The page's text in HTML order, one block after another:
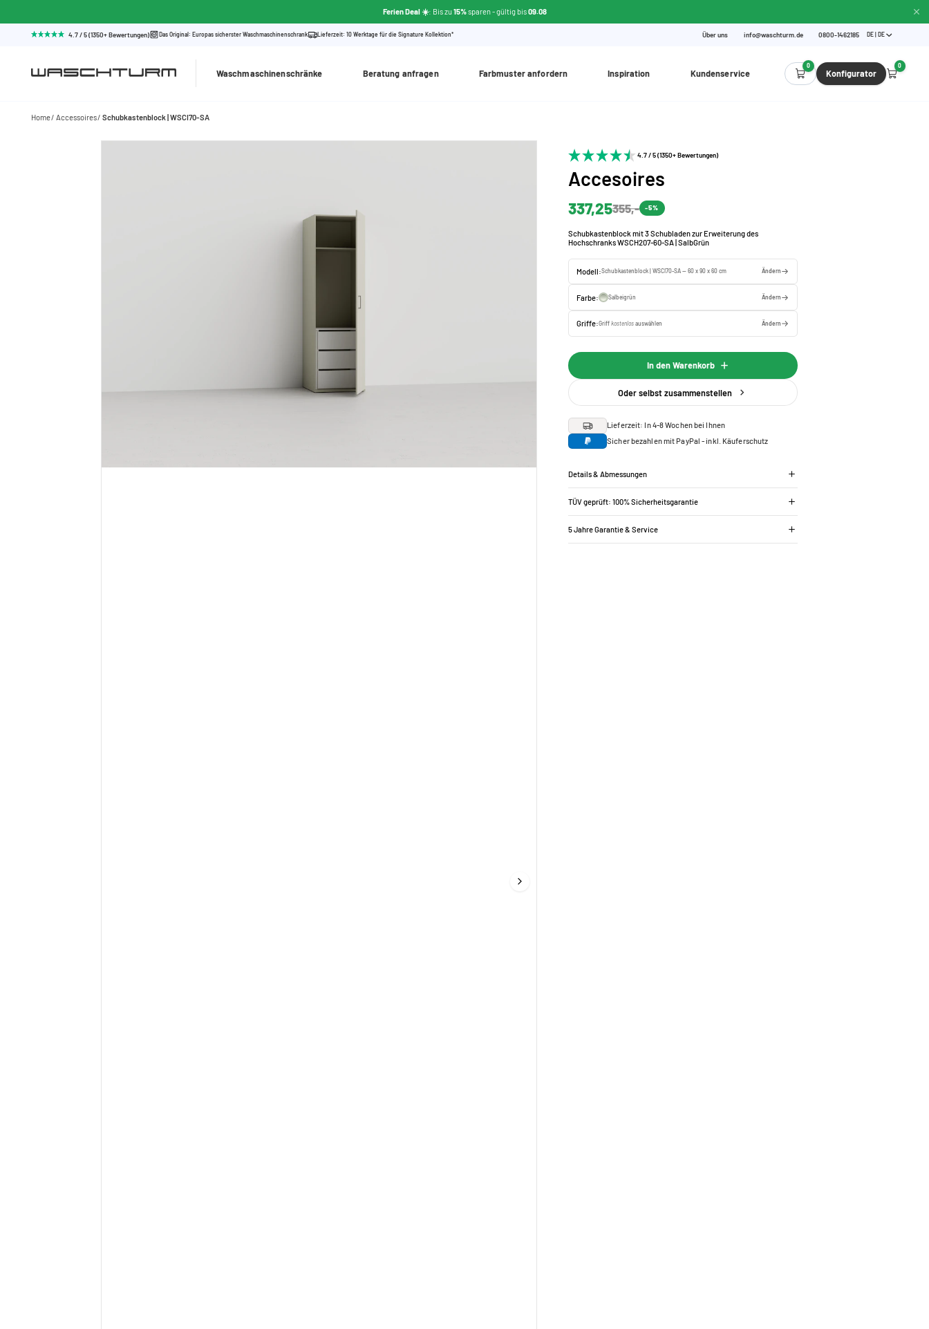
Ferien Deal ☀️: Bis zu15%sparen- gültig bis09.08
4.7 / 5 (1350+ Bewertungen) Das Original: Europas sicherster Waschmaschinenschrank Lieferzeit: 10 Werktage für die Signature Kollektion* Über uns info@waschturm.de 0800-1462185 DE | DE
Waschmaschinenschränke Beratung anfragen Farbmuster anfordern Inspiration Kundenservice
0
Konfigurator
0
Home Accessoires Schubkastenblock | WSCI70-SA
4.7 / 5 (1350+ Bewertungen)
Accesoires
337,25355,- -5%
Schubkastenblock mit 3 Schubladen zur Erweiterung des
Hochschranks WSCH207-60-SA | SalbGrün
Modell:Schubkastenblock | WSCI70-SA — 60 x 90 x 60 cm Ändern
Farbe: Salbeigrün Ändern
Griffe:Griffkostenlos auswählen Ändern
In den Warenkorb
Oder selbst zusammenstellen
Lieferzeit: In 4-8 Wochen bei Ihnen
Sicher bezahlen mit PayPal - inkl. Käuferschutz
Details & Abmessungen
TÜV geprüft: 100% Sicherheitsgarantie
5 Jahre Garantie & Service